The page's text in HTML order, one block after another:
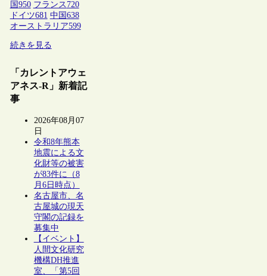
国 950 フランス 720
ドイツ681 中国 638
オーストラリア599
続きを見る
「カレントアウェ
アネス-R」新着記
事
2026年08月07
日
令和8年熊本
地震による文
化財等の被害
が83件に（8
月6日時点）
名古屋市、名
古屋城の現天
守閣の記録を
募集中
【イベント】
人間文化研究
機構DH推進
室、「第5回